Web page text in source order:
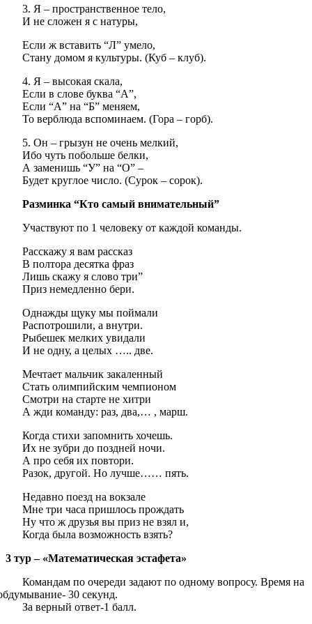
3. Я – пространственное тело,
И не сложен я с натуры,
Если ж вставить “Л” умело,
Стану домом я культуры. (Куб – клуб).
4. Я – высокая скала,
Если в слове буква “А”,
Если “А” на “Б” меняем,
То верблюда вспоминаем. (Гора – горб).
5. Он – грызун не очень мелкий,
Ибо чуть побольше белки,
А заменишь “У” на “О” –
Будет круглое число. (Сурок – сорок).
Разминка “Кто самый внимательный”
Участвуют по 1 человеку от каждой команды.
Расскажу я вам рассказ
В полтора десятка фраз
Лишь скажу я слово три”
Приз немедленно бери.
Однажды щуку мы поймали
Распотрошили, а внутри.
Рыбешек мелких увидали
И не одну, а целых ….. две.
Мечтает мальчик закаленный
Стать олимпийским чемпионом
Смотри на старте не хитри
А жди команду: раз, два,… , марш.
Когда стихи запомнить хочешь.
Их не зубри до поздней ночи.
А про себя их повтори.
Разок, другой. Но лучше…… пять.
Недавно поезд на вокзале
Мне три часа пришлось прождать
Ну что ж друзья вы приз не взял и,
Когда была возможность взять?
3 тур – «Математическая эстафета»
Командам по очереди задают по одному вопросу. Время на
30 секунд.
За верный ответ-1 балл.